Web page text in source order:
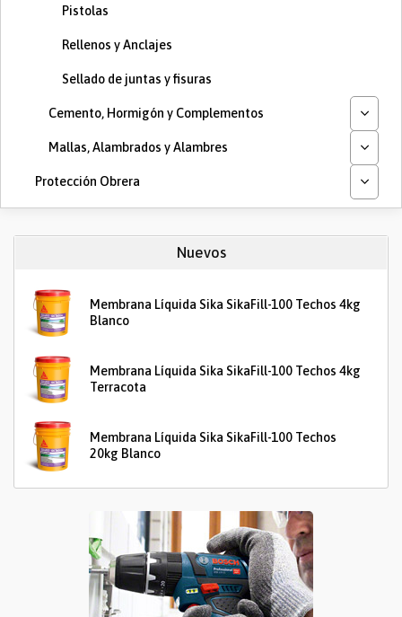
Pistolas
Rellenos y Anclajes
Sellado de juntas y fisuras
Cemento, Hormigón y Complementos
Mallas, Alambrados y Alambres
Protección Obrera
Nuevos
Membrana Líquida Sika SikaFill-100 Techos 4kg
Blanco
Membrana Líquida Sika SikaFill-100 Techos 4kg
Terracota
Membrana Líquida Sika SikaFill-100 Techos
20kg Blanco